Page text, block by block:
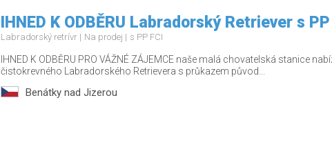
IHNED K ODBĚRU Labradorský Retriever s PP
Labradorský retrívr Na prodej s PP FCI
IHNED K ODBĚRU PRO VÁŽNÉ ZÁJEMCE naše malá chovatelská stanice
čistokrevného Labradorského Retrievera s průkazem původ...
Benátky nad Jizerou